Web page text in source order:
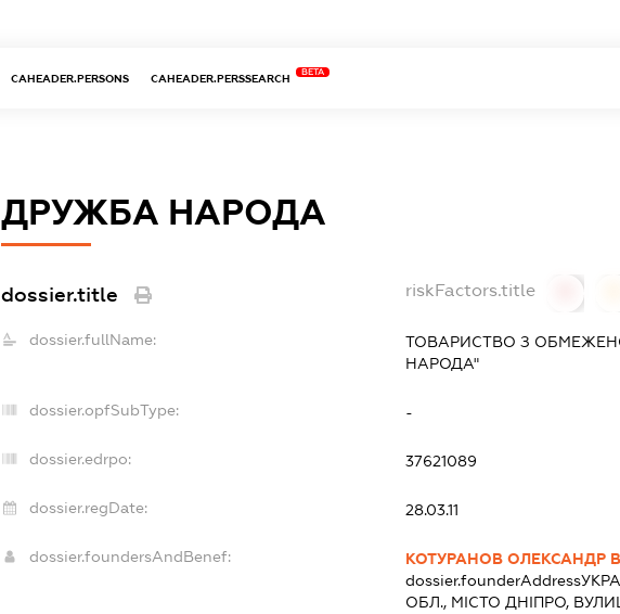
CAHEADER.PERSONS CAHEADER.PERSSEARCH
BETA
ДРУЖБА НАРОДА
dossier.title riskFactors.title
dossier.fullName:
ТОВАРИСТВО З
НАРОДА"
dossier.opfSubType: -
dossier.edrpo: 37621089
dossier.regDate: 28.03.11
dossier.foundersAndBenef:
КОТУРАНОВ ОЛЕКСАНДР
dossier.founderAddress
ОБЛ., МІСТО ДНІПРО,